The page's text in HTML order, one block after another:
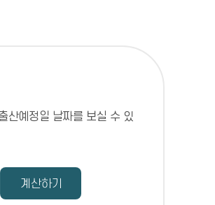
산예정일 날짜를 보실 수 있